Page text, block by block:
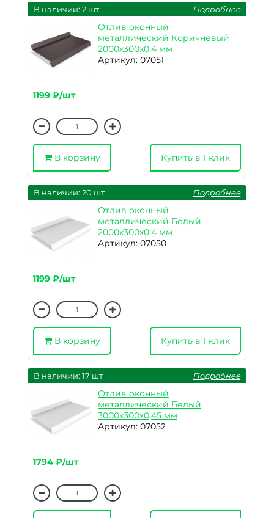
В наличии: 2 шт Подробнее
Отлив оконный
металлический Коричневый
2000х300х0,4 мм
Артикул: 07051
1199 ₽/шт
В корзину Купить в 1 клик
В наличии: 20 шт Подробнее
Отлив оконный
металлический Белый
2000х300х0,4 мм
Артикул: 07050
1199 ₽/шт
В корзину Купить в 1 клик
В наличии: 17 шт Подробнее
Отлив оконный
металлический Белый
3000х300х0,45 мм
Артикул: 07052
1794 ₽/шт